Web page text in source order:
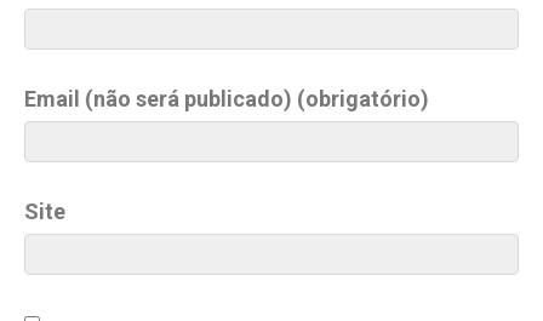
Email (não será publicado) (obrigatório)
Site